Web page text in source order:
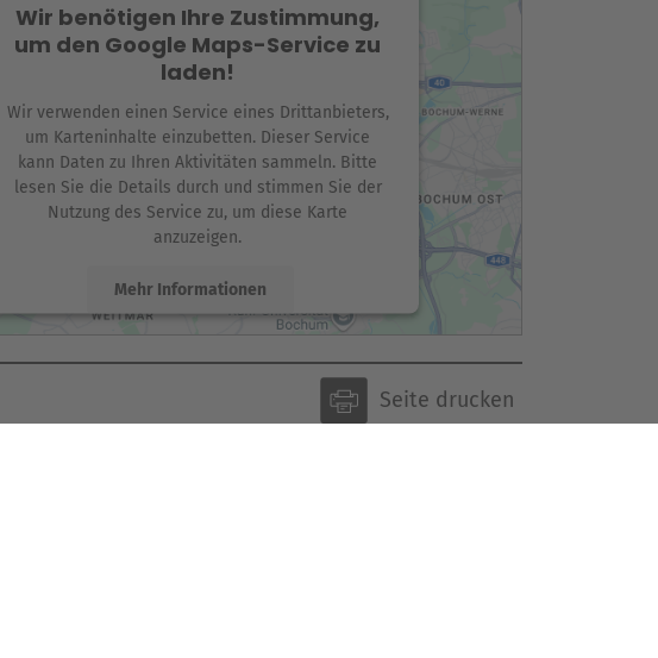
Wir benötigen Ihre Zustimmung,
um den Google Maps-Service zu
laden!
Wir verwenden einen Service eines Drittanbieters,
um Karteninhalte einzubetten. Dieser Service
kann Daten zu Ihren Aktivitäten sammeln. Bitte
lesen Sie die Details durch und stimmen Sie der
Nutzung des Service zu, um diese Karte
anzuzeigen.
Mehr Informationen
Usercentrics Consent Management
Platform
Seite drucken